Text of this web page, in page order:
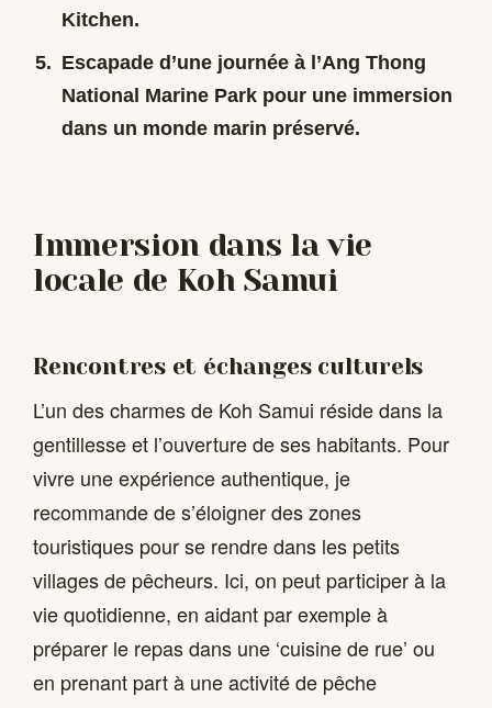
Kitchen.
Escapade d’une journée à l’Ang Thong
National Marine Park pour une immersion
dans un monde marin préservé.
Immersion dans la vie
locale de Koh Samui
Rencontres et échanges culturels
L’un des charmes de Koh Samui réside dans la
gentillesse et l’ouverture de ses habitants. Pour
vivre une expérience authentique, je
recommande de s’éloigner des zones
touristiques pour se rendre dans les petits
villages de pêcheurs. Ici, on peut participer à la
vie quotidienne, en aidant par exemple à
préparer le repas dans une ‘cuisine de rue’ ou
en prenant part à une activité de pêche